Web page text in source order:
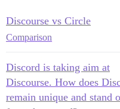
Discourse vs Circle
Comparison
Discord is taking aim at
Discourse. How does
remain unique and stand